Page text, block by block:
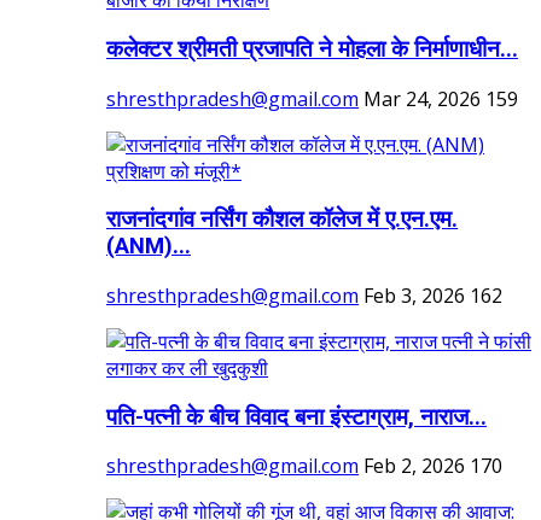
कलेक्टर श्रीमती प्रजापति ने मोहला के निर्माणाधीन...
shresthpradesh@gmail.com Mar 24, 2026 159
राजनांदगांव नर्सिंग कौशल कॉलेज में ए.एन.एम.
(ANM)...
shresthpradesh@gmail.com Feb 3, 2026 162
पति-पत्नी के बीच विवाद बना इंस्टाग्राम, नाराज...
shresthpradesh@gmail.com Feb 2, 2026 170